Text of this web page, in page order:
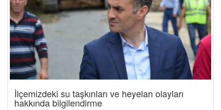
İlçemizdeki su taşkınları ve heyelan olayları
hakkında bilgilendirme